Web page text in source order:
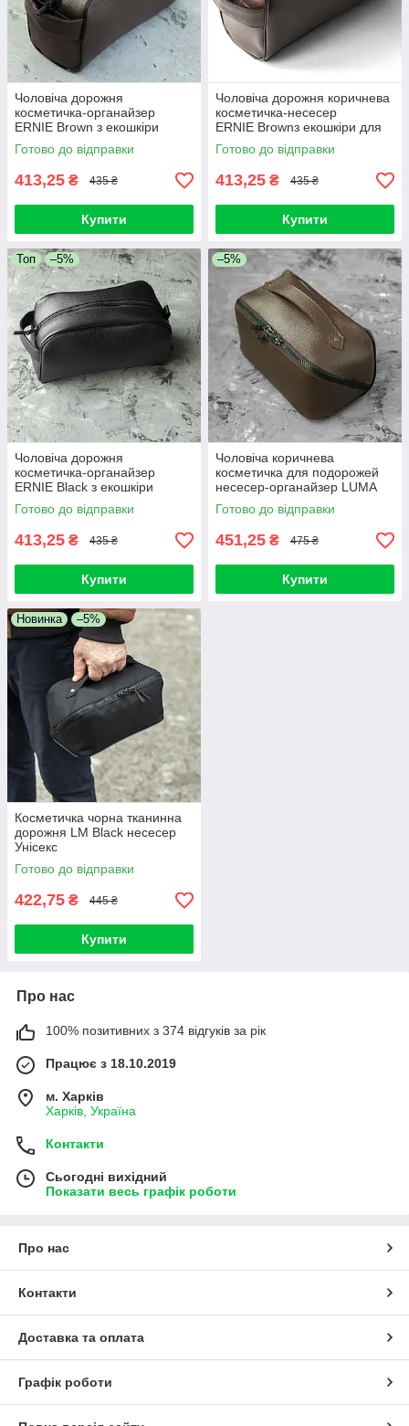
Чоловіча дорожня
косметичка-органайзер
ERNIE Brown з екошкіри
несесер для подорожей
коричнева
Готово до відправки
413,25 ₴ 435 ₴
Купити
Чоловіча дорожня коричнева
косметичка-несесер
ERNIE Brownз екошкіри для
подорожей
Готово до відправки
413,25 ₴ 435 ₴
Купити
Топ –5%
Чоловіча дорожня
косметичка-органайзер
ERNIE Black з екошкіри
несесер для подорожей
Готово до відправки
413,25 ₴ 435 ₴
Купити
–5%
Чоловіча коричнева
косметичка для подорожей
несесер-органайзер LUMA
Brown з екошкіри Унісекс
Готово до відправки
451,25 ₴ 475 ₴
Купити
Новинка –5%
Косметичка чорна тканинна
дорожня LM Black несесер
Унісекс
Готово до відправки
422,75 ₴ 445 ₴
Купити
Про нас
100% позитивних з 374 відгуків за рік
Працює з 18.10.2019
м. Харків
Харків, Україна
Контакти
Сьогодні вихідний
Показати весь графік роботи
Про нас
Контакти
Доставка та оплата
Графік роботи